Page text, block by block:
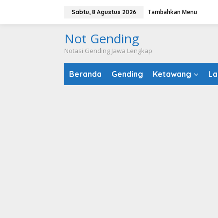
konten
Sabtu, 8 Agustus 2026 Tambahkan Menu
Not Gending
Notasi Gending Jawa Lengkap
Beranda Gending Ketawang